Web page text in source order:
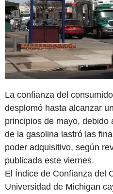
La confianza del
desplomó hasta alcanzar
principios de mayo, debido
de la gasolina lastró las
poder adquisitivo, según
publicada este viernes.
El Índice de Confianza del
Universidad de Michigan